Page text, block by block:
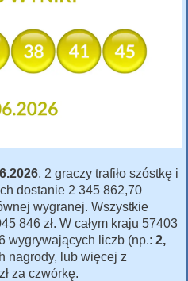
, 2 graczy trafiło szóstkę i
dostanie 2 345 862,70
wygranej. Wszystkie
846 zł. W całym kraju 57403
wygrywających liczb (np.: 2,
nagrody, lub więcej z
za czwórkę.